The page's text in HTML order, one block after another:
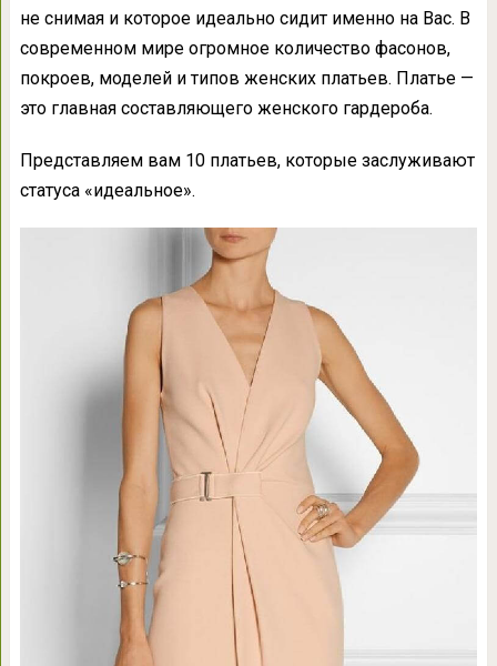
не снимая и которое идеально сидит именно на Вас. В
современном мире огромное количество фасонов,
покроев, моделей и типов женских платьев. Платье —
это главная составляющего женского гардероба.
Представляем вам 10 платьев, которые заслуживают
статуса «идеальное».